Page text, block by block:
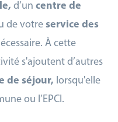
d’un centre de
de votre service des
À cette
s'ajoutent d’autres
de séjour, lorsqu'elle
ou l’EPCI.